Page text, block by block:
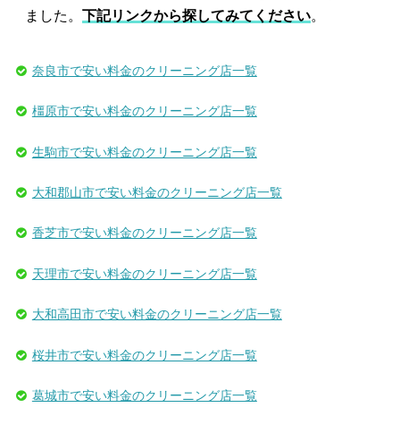
ました。 下記リンクから探してみてください。
奈良市で安い料金のクリーニング店一覧
橿原市で安い料金のクリーニング店一覧
生駒市で安い料金のクリーニング店一覧
大和郡山市で安い料金のクリーニング店一覧
香芝市で安い料金のクリーニング店一覧
天理市で安い料金のクリーニング店一覧
大和高田市で安い料金のクリーニング店一覧
桜井市で安い料金のクリーニング店一覧
葛城市で安い料金のクリーニング店一覧